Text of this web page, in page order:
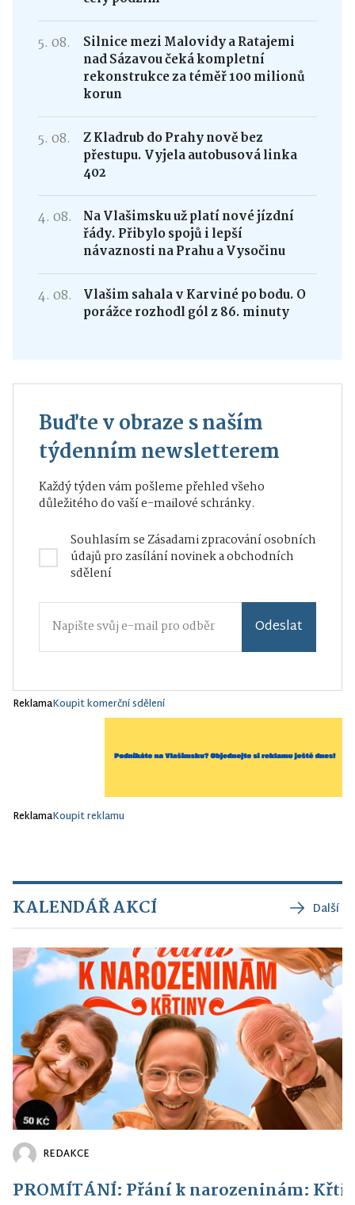
5. 08.
Silnice mezi Malovidy a Ratajemi
nad Sázavou čeká kompletní
rekonstrukce za téměř 100 milionů
korun
5. 08.
Z Kladrub do Prahy nově bez
přestupu. Vyjela autobusová linka
402
4. 08.
Na Vlašimsku už platí nové jízdní
řády. Přibylo spojů i lepší
návaznosti na Prahu a Vysočinu
4. 08.
Vlašim sahala v Karviné po bodu. O
porážce rozhodl gól z 86. minuty
Buďte v obraze s naším
týdenním newsletterem
Každý týden vám pošleme přehled všeho
důležitého do vaší e-mailové schránky.
Souhlasím seZásadami zpracování osobních
údajůpro zasílání novinek a obchodních
sdělení
Odeslat
ReklamaKoupit komerční sdělení
ReklamaKoupit reklamu
KALENDÁŘ AKCÍ Další
REDAKCE
PROMÍTÁNÍ: Přání k narozeninám: